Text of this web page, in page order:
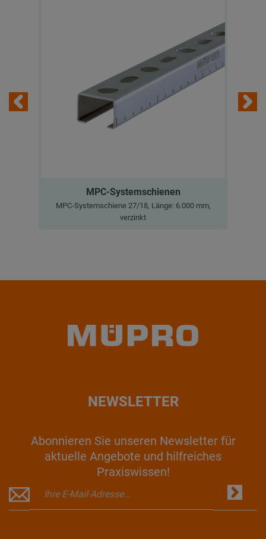
MPC-Systemschienen
MPC-Systemschiene 27/18, Länge: 6.000 mm,
verzinkt
NEWSLETTER
Abonnieren Sie unseren Newsletter für
aktuelle Angebote und hilfreiches
Praxiswissen!